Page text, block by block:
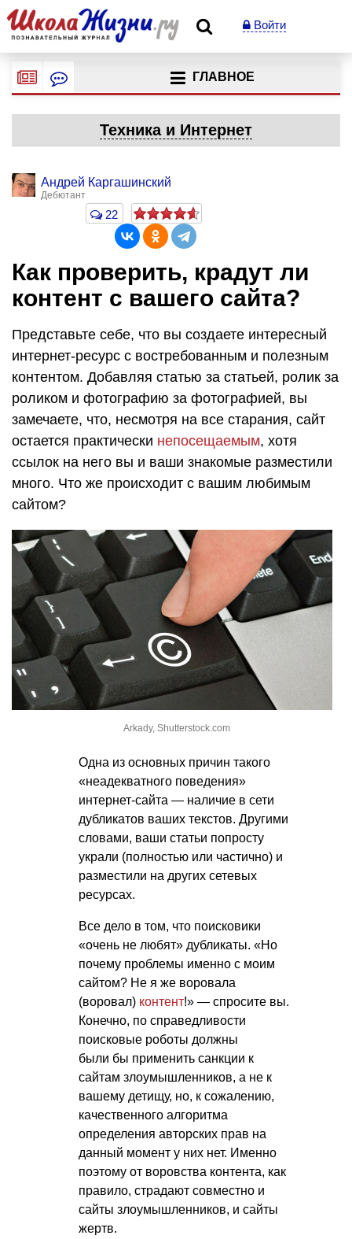
Войти
ГЛАВНОЕ
Техника и Интернет
Андрей Каргашинский
Дебютант
22
Как проверить, крадут ли
контент с вашего сайта?
Представьте себе, что вы создаете интересный
интернет-ресурс с востребованным и полезным
контентом. Добавляя статью за статьей, ролик за
роликом и фотографию за фотографией, вы
замечаете, что, несмотря на все старания, сайт
остается практически непосещаемым, хотя
ссылок на него вы и ваши знакомые разместили
много. Что же происходит с вашим любимым
сайтом?
Arkady, Shutterstock.com
Одна из основных причин такого
«неадекватного поведения»
интернет-сайта — наличие в сети
дубликатов ваших текстов. Другими
словами, ваши статьи попросту
украли (полностью или частично) и
разместили на других сетевых
ресурсах.
Все дело в том, что поисковики
«очень не любят» дубликаты. «Но
почему проблемы именно с моим
сайтом? Не я же воровала
(воровал) контент!» — спросите вы.
Конечно, по справедливости
поисковые роботы должны
были бы применить санкции к
сайтам злоумышленников, а не к
вашему детищу, но, к сожалению,
качественного алгоритма
определения авторских прав на
данный момент у них нет. Именно
поэтому от воровства контента, как
правило, страдают совместно и
сайты злоумышленников, и сайты
жертв.